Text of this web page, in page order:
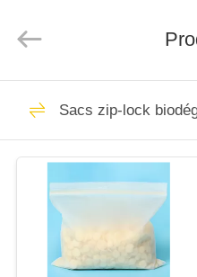
MAISON
PRODUITS
SUJET
Services
Co.,LTD.
Reserved.
Sacs zip-
Sacs zip-lock